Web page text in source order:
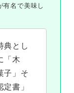
有名で美味し
典とし
「木
子」そ
書」